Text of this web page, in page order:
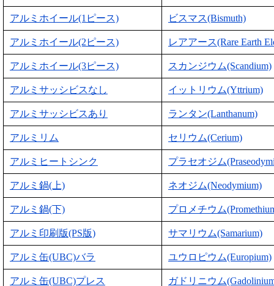
アルミホイール(1ピース) ビスマス(Bismuth)
アルミホイール(2ピース) レアアース(Rare Earth
アルミホイール(3ピース) スカンジウム(Scandium)
アルミサッシビスなし イットリウム(Yttrium)
アルミサッシビスあり ランタン(Lanthanum)
アルミリム セリウム(Cerium)
アルミヒートシンク プラセオジム
アルミ鍋(上) ネオジム(Neodymium)
アルミ鍋(下) プロメチウム
アルミ印刷版(PS版) サマリウム(Samarium)
アルミ缶(UBC)バラ ユウロピウム(Europium)
アルミ缶(UBC)プレス ガドリニウム